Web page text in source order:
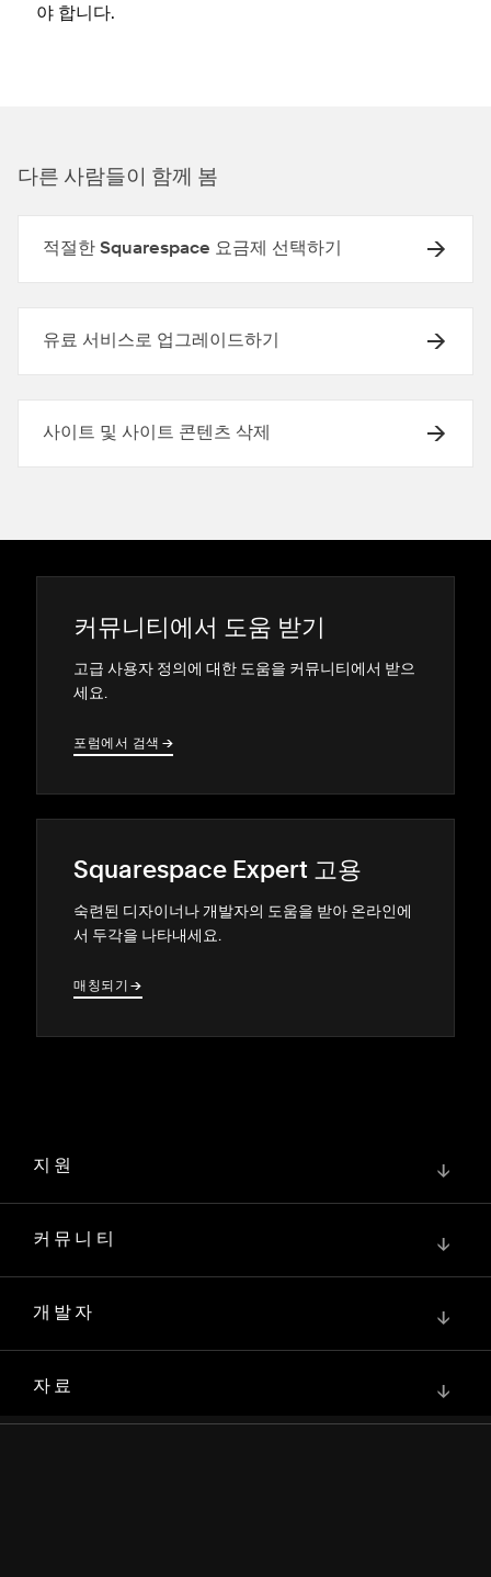
야 합니다.
다른 사람들이 함께 봄
적절한 Squarespace 요금제 선택하기
유료 서비스로 업그레이드하기
사이트 및 사이트 콘텐츠 삭제
커뮤니티에서 도움 받기
고급 사용자 정의에 대한 도움을 커뮤니티에서 받으
세요.
포럼에서 검색 →
→
Squarespace Expert 고용
숙련된 디자이너나 개발자의 도움을 받아 온라인에
서 두각을 나타내세요.
매칭되기 →
→
지원 ↓
커뮤니티 ↓
개발자 ↓
자료 ↓